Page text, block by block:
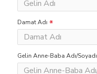
Damat Adı
Gelin Anne-Baba Adı/Soyadı